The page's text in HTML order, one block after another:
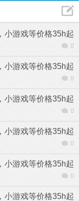
小游戏等价格35h起
0
小游戏等价格35h起
0
小游戏等价格35h起
0
小游戏等价格35h起
0
小游戏等价格35h起
0
小游戏等价格35h起